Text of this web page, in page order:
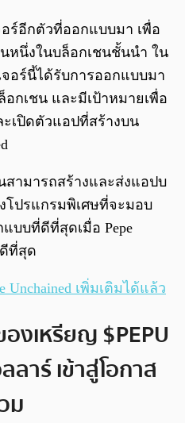
อร์อีกตัวที่ออกแบบมา เพื่อ
นหนึ่งในบล็อกเชนชั้นนำ ใน
จอร์นี้ได้รับการออกแบบมา
กเชน และมีเป้าหมายเพื่อ
เปิดตัวแอปที่สร้างบน
ามารถสร้างและส่งแอปบ
โปรแกรมพิเศษที่จะมอบ
บบที่ดีที่สุดเมื่อ Pepe
ที่สุด
Unchained เพิ่มเติมได้แล้ว
งเหรียญ $PEPU
าร์ เข้าสู่โอกาส
ม